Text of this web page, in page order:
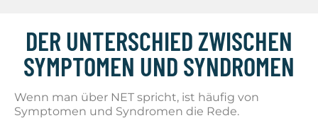
DER UNTERSCHIED ZWISCHEN
SYMPTOMEN UND SYNDROMEN
Wenn man über NET spricht, ist häufig von
Symptomen und Syndromen die Rede.